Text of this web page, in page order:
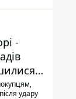
-
удару